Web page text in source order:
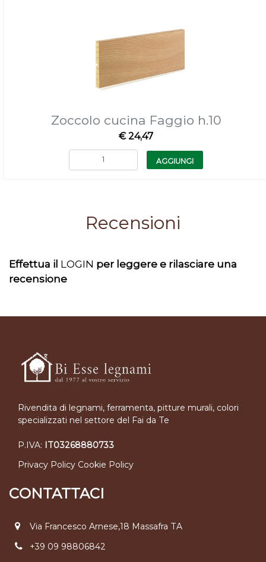
Zoccolo cucina Faggio h.10
€ 24,47
Quantità
AGGIUNGI
Recensioni
Effettua il LOGIN per leggere e rilasciare una
recensione
Rivendita di legnami, ferramenta, pitture murali, colori
specializzati nel settore del Fai da Te
P.IVA: IT03268880733
Privacy Policy Cookie Policy
CONTATTACI
Via Francesco Arnese,18 Massafra TA
+39 09 98806842